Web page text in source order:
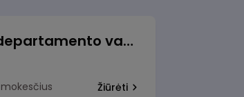
Veiklos atsparumo departamento vadovė (-as)
mokesčius Žiūrėti